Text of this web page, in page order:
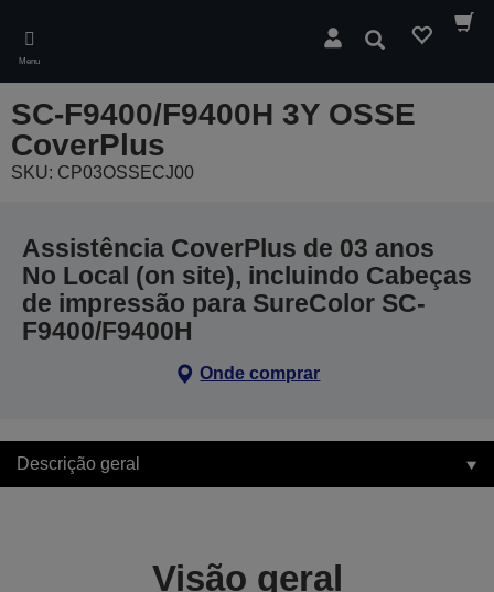
main
content
Menu
Pesquisar
SC-F9400/F9400H 3Y OSSE
CoverPlus
SKU: CP03OSSECJ00
Assistência CoverPlus de 03 anos
No Local (on site), incluindo Cabeças
de impressão para SureColor SC-
F9400/F9400H
Onde comprar
Descrição geral
Visão geral